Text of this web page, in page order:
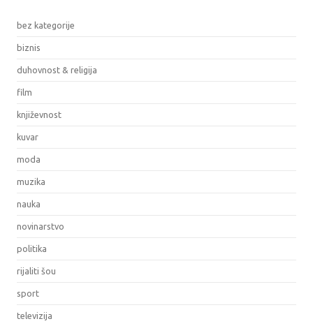
bez kategorije
biznis
duhovnost & religija
film
književnost
kuvar
moda
muzika
nauka
novinarstvo
politika
rijaliti šou
sport
televizija